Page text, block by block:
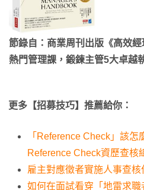
節錄自：商業周刊出版《高效
熱門管理課，鍛鍊主管5大卓越
更多【招募技巧】推薦給你：
「Reference Check」該怎
Reference Check資歷查核
雇主對應徵者實施人事查
如何在面試看穿「地雷求